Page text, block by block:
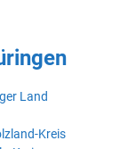
Land
Kreis